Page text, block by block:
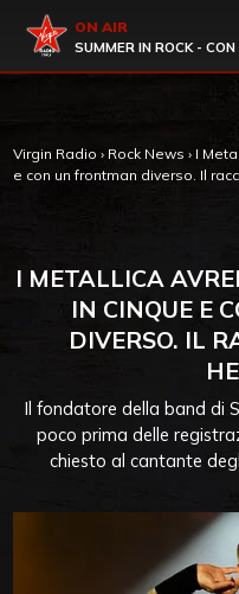
Virgin Radio
ON AIR
SUMMER IN ROCK -
Virgin Radio › Rock News › I
e con un frontman diverso. Il
I METALLICA
IN CINQUE E
DIVERSO. IL
Il fondatore della band di
poco prima delle
chiesto al cantante